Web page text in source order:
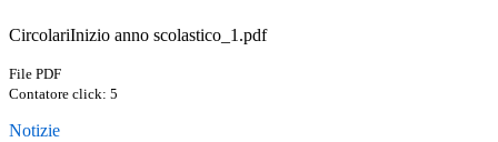
CircolariInizio anno scolastico_1.pdf
File PDF
Contatore click: 5
Notizie